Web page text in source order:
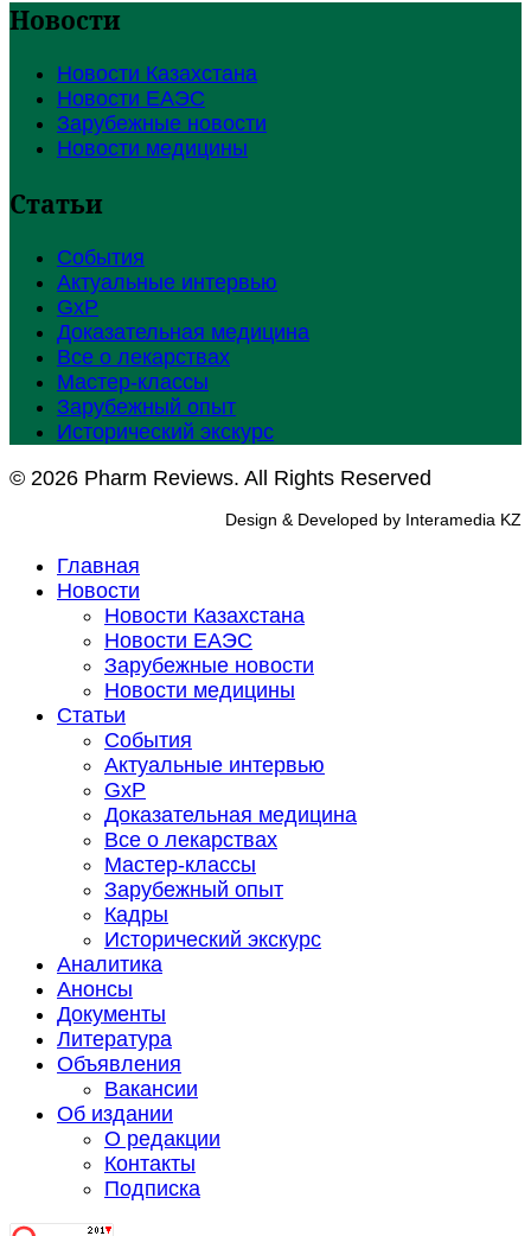
Новости
Новости Казахстана
Новости ЕАЭС
Зарубежные новости
Новости медицины
Статьи
События
Актуальные интервью
GxP
Доказательная медицина
Все о лекарствах
Мастер-классы
Зарубежный опыт
Исторический экскурс
© 2026 Pharm Reviews. All Rights Reserved
Design & Developed by Interamedia KZ
Главная
Новости
Новости Казахстана
Новости ЕАЭС
Зарубежные новости
Новости медицины
Статьи
События
Актуальные интервью
GxP
Доказательная медицина
Все о лекарствах
Мастер-классы
Зарубежный опыт
Кадры
Исторический экскурс
Аналитика
Анонсы
Документы
Литература
Объявления
Вакансии
Об издании
О редакции
Контакты
Подписка